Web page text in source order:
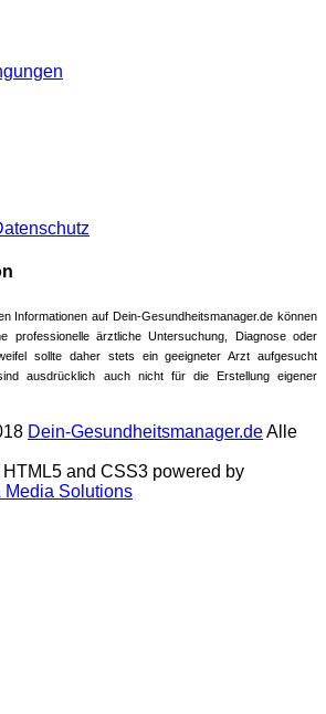
Informationen auf Dein-Gesundheitsmanager.de können
professionelle ärztliche Untersuchung, Diagnose oder
sollte daher stets ein geeigneter Arzt aufgesucht
ausdrücklich auch nicht für die Erstellung eigener
Dein-Gesundheitsmanager.deAlle
and CSS3 powered by
Media Solutions